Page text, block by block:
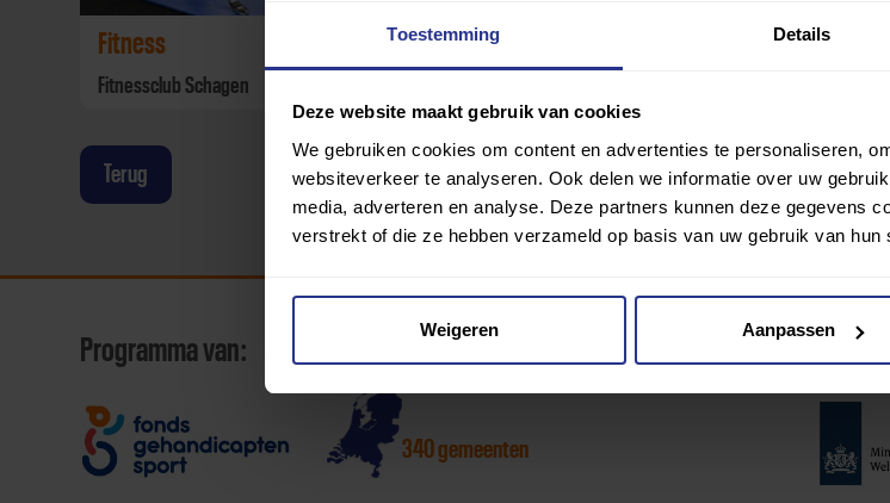
Toestemming Details
Deze website maakt gebruik van cookies
We gebruiken cookies om content en advertenties te personaliseren,
websiteverkeer te analyseren. Ook delen we informatie over uw
media, adverteren en analyse. Deze partners kunnen deze gegevens
verstrekt of die ze hebben verzameld op basis van uw gebruik van hun
Weigeren Aanpassen
Fitness
Fitnessclub Schagen
Terug
Programma van:
340 gemeenten